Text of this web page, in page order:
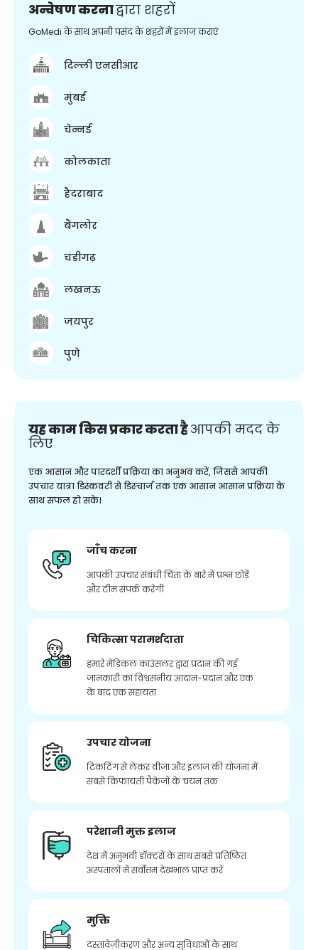
अन्वेषण करनाद्वारा शहरों
GoMedi के साथ अपनी पसंद के शहरों में इलाज कराएं
दिल्ली एनसीआर
मुंबई
चेन्नई
कोलकाता
हैदराबाद
बैंगलोर
चंडीगढ़
लखनऊ
जयपुर
पुणे
यह काम किस प्रकार करता हैआपकी मदद के
लिए
एक आसान और पारदर्शी प्रक्रिया का अनुभव करें, जिससे आपकी
उपचार यात्रा डिस्कवरी से डिस्चार्ज तक एक आसान आसान प्रक्रिया के
साथ सफल हो सके।
जाँच करना
आपकी उपचार संबंधी चिंता के बारे में प्रश्न छोड़ें
और टीम संपर्क करेगी
चिकित्सा परामर्शदाता
हमारे मेडिकल काउंसलर द्वारा प्रदान की गई
जानकारी का विश्वसनीय आदान-प्रदान और एक
के बाद एक सहायता
उपचार योजना
टिकटिंग से लेकर वीजा और इलाज की योजना में
सबसे किफायती पैकेजों के चयन तक
परेशानी मुक्त इलाज
देश में अनुभवी डॉक्टरों के साथ सबसे प्रतिष्ठित
अस्पतालों में सर्वोत्तम देखभाल प्राप्त करें
मुक्ति
दस्तावेज़ीकरण और अन्य सुविधाओं के साथ